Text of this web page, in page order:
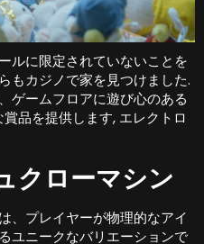
ルに限定されていないことを
もカジノで家を見つけました.
ゲームフロアに遊び心のある
品を提供します, エレクトロ
クローマシン
、プレイヤーが物理的なアイ
ユニークなバリエーションで